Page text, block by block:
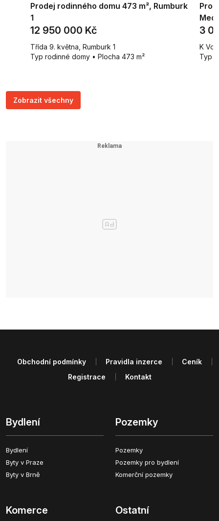
Prodej rodinného domu 473 m², Rumburk
1
12 950 000 Kč
Třída 9. května, Rumburk 1
Typ rodinné domy • Plocha 473 m²
3
K
Typ
Zobrazit všechny
Bydlení
Bydlení
Byty v Praze
Byty v Brně
Pozemky
Pozemky
Pozemky pro bydlení
Komerční pozemky
Komerce Ostatní
Obchodní podmínky Pravidla inzerce
Ceník
Registrace
Kontakt